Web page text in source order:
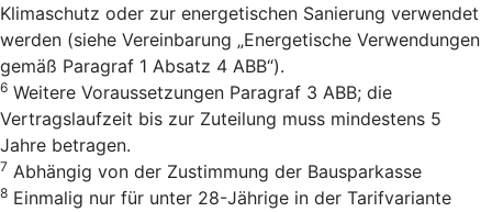
Klimaschutz oder zur energetischen Sanierung verwendet
werden (siehe Vereinbarung „Energetische Verwendungen
gemäß Paragraf 1 Absatz 4 ABB“).
6 Weitere Voraussetzungen Paragraf 3 ABB; die
Vertragslaufzeit bis zur Zuteilung muss mindestens 5
Jahre betragen.
7 Abhängig von der Zustimmung der Bausparkasse
8 Einmalig nur für unter 28-Jährige in der Tarifvariante